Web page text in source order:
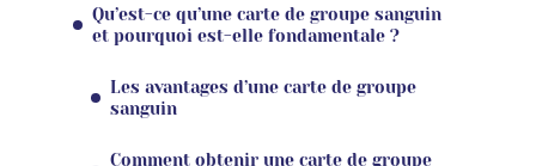
Qu’est-ce qu’une carte de groupe sanguin
et pourquoi est-elle fondamentale ?
Les avantages d’une carte de groupe
sanguin
Comment obtenir une carte de groupe